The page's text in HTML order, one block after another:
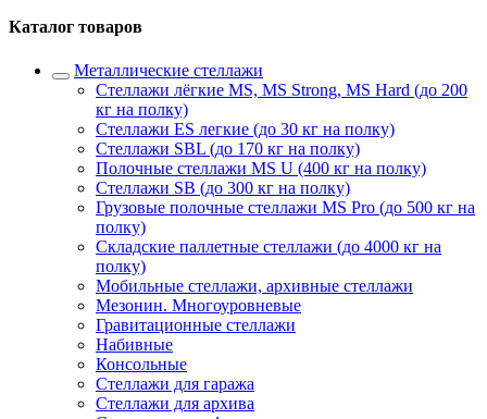
Каталог товаров
Металлические стеллажи
Стеллажи лёгкие MS, MS Strong, MS Hard (до 200
кг на полку)
Стеллажи ES легкие (до 30 кг на полку)
Стеллажи SBL (до 170 кг на полку)
Полочные стеллажи MS U (400 кг на полку)
Стеллажи SB (до 300 кг на полку)
Грузовые полочные стеллажи MS Pro (до 500 кг на
полку)
Складские паллетные стеллажи (до 4000 кг на
полку)
Мобильные стеллажи, архивные стеллажи
Мезонин. Многоуровневые
Гравитационные стеллажи
Набивные
Консольные
Стеллажи для гаража
Стеллажи для архива